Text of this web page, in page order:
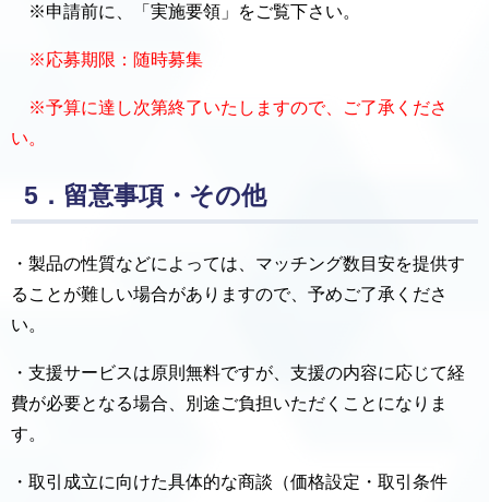
※申請前に、「実施要領」をご覧下さい。
※応募期限：随時募集
※予算に達し次第終了いたしますので、ご了承くださ
い。
5．留意事項・その他
・製品の性質などによっては、マッチング数目安を提供す
ることが難しい場合がありますので、予めご了承くださ
い。
・支援サービスは原則無料ですが、支援の内容に応じて経
費が必要となる場合、別途ご負担いただくことになりま
す。
・取引成立に向けた具体的な商談（価格設定・取引条件